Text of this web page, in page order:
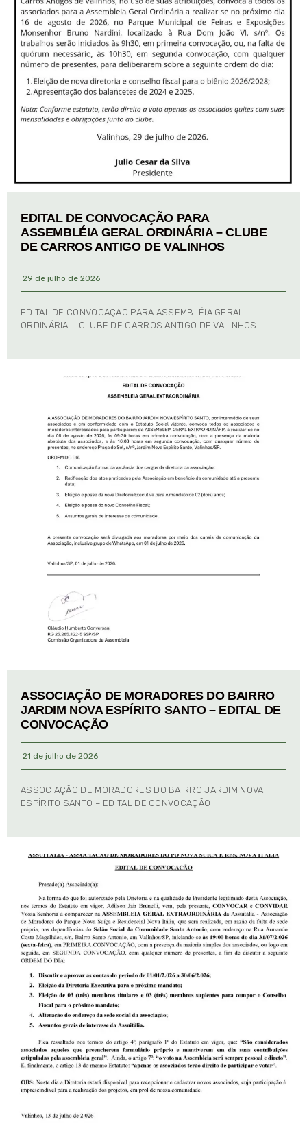
EDITAL DE CONVOCAÇÃO PARA
ASSEMBLÉIA GERAL ORDINÁRIA – CLUBE
DE CARROS ANTIGO DE VALINHOS
29 de julho de 2026
EDITAL DE CONVOCAÇÃO PARA ASSEMBLÉIA GERAL
ORDINÁRIA – CLUBE DE CARROS ANTIGO DE VALINHOS
ASSOCIAÇÃO DE MORADORES DO BAIRRO
JARDIM NOVA ESPÍRITO SANTO – EDITAL DE
CONVOCAÇÃO
21 de julho de 2026
ASSOCIAÇÃO DE MORADORES DO BAIRRO JARDIM NOVA
ESPÍRITO SANTO – EDITAL DE CONVOCAÇÃO